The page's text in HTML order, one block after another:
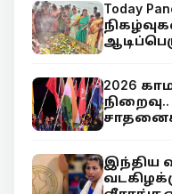
Today
2026
இந்திய